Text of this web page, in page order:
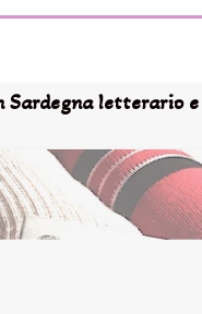
Sardegna letterario